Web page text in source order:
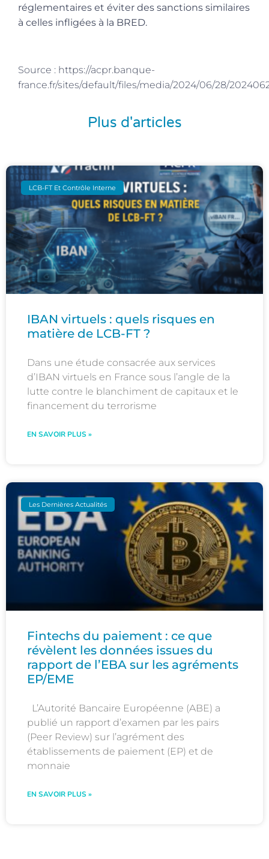
réglementaires et éviter des sanctions similaires
à celles infligées à la BRED.
Source : https://acpr.banque-
france.fr/sites/default/files/media/2024/06/28/
Plus d'articles
LCB-FT Et Contrôle Interne
IBAN virtuels : quels risques en
matière de LCB-FT ?
Dans une étude consacrée aux services
d’IBAN virtuels en France sous l’angle de la
lutte contre le blanchiment de capitaux et le
financement du terrorisme
EN SAVOIR PLUS »
Les Dernières Actualités
Fintechs du paiement : ce que
révèlent les données issues du
rapport de l’EBA sur les agréments
EP/EME
L’Autorité Bancaire Européenne (ABE) a
publié un rapport d’examen par les pairs
(Peer Review) sur l’agrément des
établissements de paiement (EP) et de
monnaie
EN SAVOIR PLUS »